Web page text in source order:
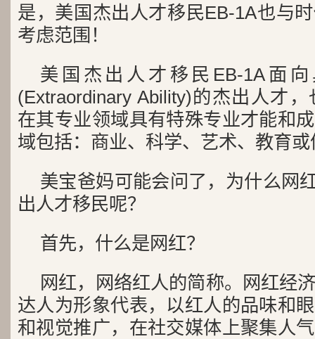
是，美国杰出人才移民EB-1A也与
考虑范围！
美国杰出人才移民EB-1A面
(Extraordinary Ability)的杰出人才
在其专业领域具有特殊专业才能和
域包括：商业、科学、艺术、教育
美宝爸妈可能会问了，为什么网
出人才移民呢？
首先，什么是网红？
网红，网络红人的简称。网红经
达人为形象代表，以红人的品味和
和视觉推广，在社交媒体上聚集人